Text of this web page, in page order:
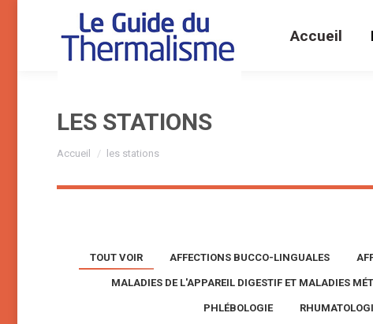
Accueil
LES STATIONS
Vous êtes ici :
Accueil les stations
TOUT VOIR AFFECTIONS BUCCO-LINGUALES
MALADIES DE L'APPAREIL DIGESTIF ET MALADIES
PHLÉBOLOGIE